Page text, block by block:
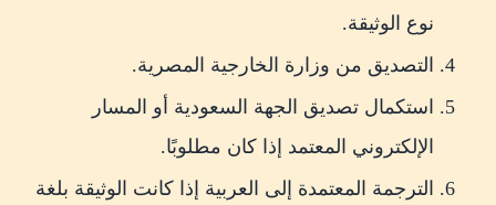
نوع الوثيقة.
التصديق من وزارة الخارجية المصرية.
استكمال تصديق الجهة السعودية أو المسار
الإلكتروني المعتمد إذا كان مطلوبًا.
الترجمة المعتمدة إلى العربية إذا كانت الوثيقة بلغة